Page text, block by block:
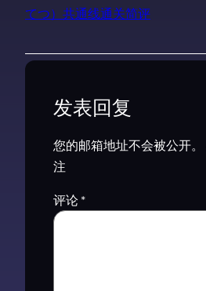
てつ）共通线通关简评
发表回复
您的邮箱地址不会被公开。
注
评论 *